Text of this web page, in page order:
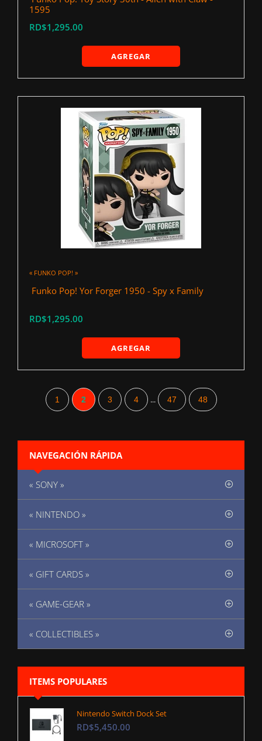
1595
RD$1,295.00
AGREGAR
« FUNKO POP! »
‍ Funko Pop! Yor Forger 1950 - Spy x Family
RD$1,295.00
AGREGAR
1 2 3 4 ... 47 48
NAVEGACIÓN RÁPIDA
« SONY »
« NINTENDO »
« MICROSOFT »
« GIFT CARDS »
« GAME-GEAR »
« COLLECTIBLES »
ITEMS POPULARES
Nintendo Switch Dock Set
RD$5,450.00